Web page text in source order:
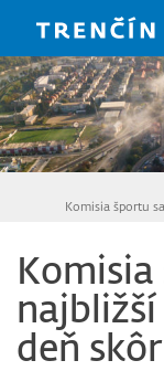
Komisia športu
deň skôr